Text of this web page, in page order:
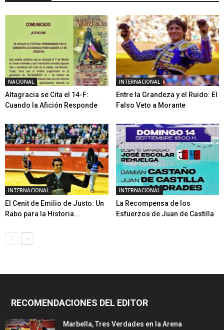
NACIONAL
Altagracia se Cita el 14-F:
Cuando la Afición Responde
INTERNACIONAL
Entre la Grandeza y el Ruido: El
Falso Veto a Morante
INTERNACIONAL
El Cenit de Emilio de Justo: Un
Rabo para la Historia...
INTERNACIONAL
La Recompensa de los
Esfuerzos de Juan de Castilla
RECOMENDACIONES DEL EDITOR
Marbella, Tres Verdades en la Arena